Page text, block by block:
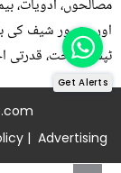
مصالحوں، ادویات،
اور مشہور شیف کی
ٹپس، صحت، قدرتی
| Advertising
Get Alerts